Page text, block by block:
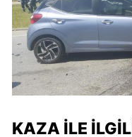
KAZA İLE